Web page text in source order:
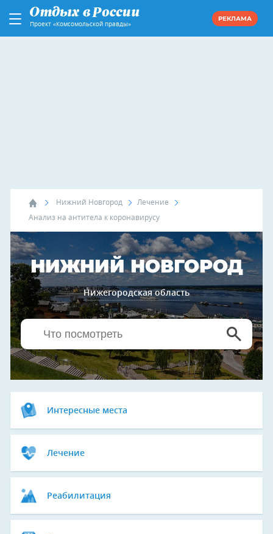
Проект «Комсомольской правды»
РЕКЛАМА
Нижний Новгород Лечение
Анализ на антитела к коронавирусу
НИЖНИЙ НОВГОРОД
Нижегородская область
Интересные места
Лечение
Реабилитация